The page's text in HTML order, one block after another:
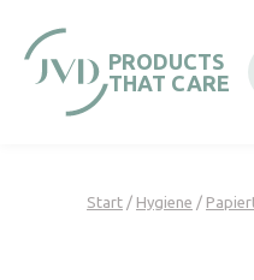
PRODUCTS
THAT CARE
Start / Hygiene /